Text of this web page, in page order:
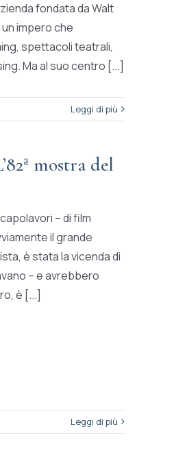
fondata da Walt
impero che
spettacoli teatrali,
Ma al suo centro [...]
Leggi di più
mostra del
– di film
il grande
è stata la vicenda di
– e avrebbero
è [...]
Leggi di più